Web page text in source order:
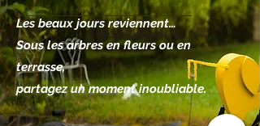
Les beaux jours reviennent…
Sous les arbres en fleurs ou en
terrasse,
partagez un moment inoubliable.